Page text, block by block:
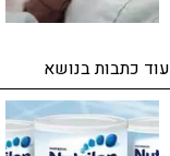
עוד כתבות בנושא